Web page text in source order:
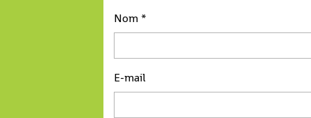
Li lors de sa rencontre
avec le président guinéen
Nom
E-mail